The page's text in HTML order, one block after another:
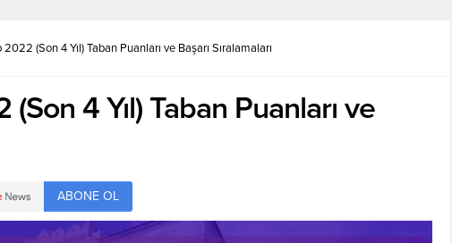
2022 (Son 4 Yıl) Taban Puanları ve Başarı Sıralamaları
(Son 4 Yıl) Taban Puanları ve
ABONE OL